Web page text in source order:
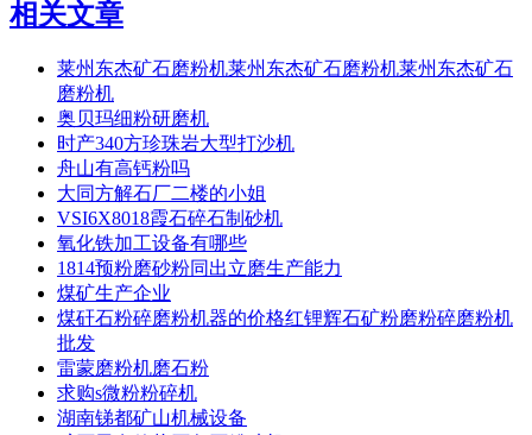
相关文章
莱州东杰矿石磨粉机莱州东杰矿石磨粉机莱州东杰矿石
磨粉机
奥贝玛细粉研磨机
时产340方珍珠岩大型打沙机
舟山有高钙粉吗
大同方解石厂二楼的小姐
VSI6X8018霞石碎石制砂机
氧化铁加工设备有哪些
1814预粉磨砂粉同出立磨生产能力
煤矿生产企业
煤矸石粉碎磨粉机器的价格红锂辉石矿粉磨粉碎磨粉机
批发
雷蒙磨粉机磨石粉
求购s微粉粉碎机
湖南锑都矿山机械设备